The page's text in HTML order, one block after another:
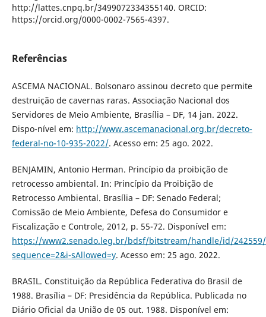
http://lattes.cnpq.br/3499072334355140. ORCID:
https://orcid.org/0000-0002-7565-4397.
Referências
ASCEMA NACIONAL. Bolsonaro assinou decreto que permite
destruição de cavernas raras. Associação Nacional dos
Servidores de Meio Ambiente, Brasília – DF, 14 jan. 2022.
Dispo-nível em: http://www.ascemanacional.org.br/decreto-
federal-no-10-935-2022/. Acesso em: 25 ago. 2022.
BENJAMIN, Antonio Herman. Princípio da proibição de
retrocesso ambiental. In: Princípio da Proibição de
Retrocesso Ambiental. Brasília – DF: Senado Federal;
Comissão de Meio Ambiente, Defesa do Consumidor e
Fiscalização e Controle, 2012, p. 55-72. Disponível em:
https://www2.senado.leg.br/bdsf/bitstream/handle/id/242559/
sequence=2&i-sAllowed=y. Acesso em: 25 ago. 2022.
BRASIL. Constituição da República Federativa do Brasil de
1988. Brasília – DF: Presidência da República. Publicada no
Diário Oficial da União de 05 out. 1988. Disponível em: